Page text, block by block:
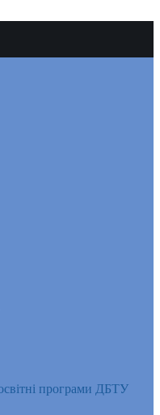
програми ДБТУ